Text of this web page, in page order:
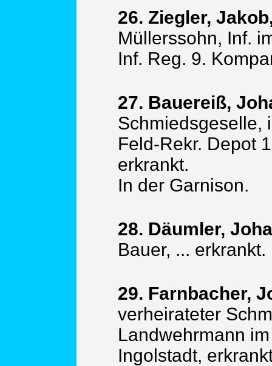
26. Ziegler,
Müllerssohn, Inf.
Inf. Reg. 9.
27. Bauereiß,
Schmiedsgeselle,
Feld-Rekr. Depot
erkrankt.
In der Garnison.
28. Däumler,
Bauer, ... erkrankt.
29. Farnbacher,
verheirateter
Landwehrmann
Ingolstadt,